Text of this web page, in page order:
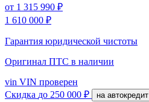
от 1 315 990 ₽
1 610 000 ₽
Гарантия юридической чистоты
Оригинал ПТС в наличии
vin VIN проверен
Скидка до 250 000 ₽ на автокредит